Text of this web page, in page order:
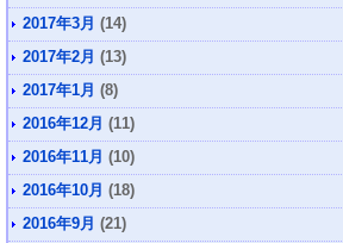
2017年3月 (14)
2017年2月 (13)
2017年1月 (8)
2016年12月 (11)
2016年11月 (10)
2016年10月 (18)
2016年9月 (21)